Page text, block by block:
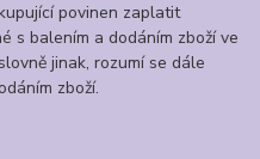
povinen zaplatit
s balením a dodáním zboží ve
jinak, rozumí se dále
zboží.